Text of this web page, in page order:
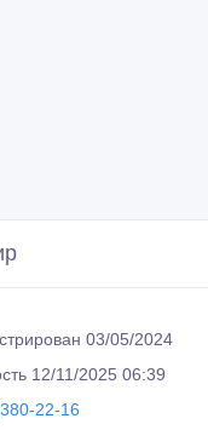
03/05/2024
12/11/2025 06:39
22-16